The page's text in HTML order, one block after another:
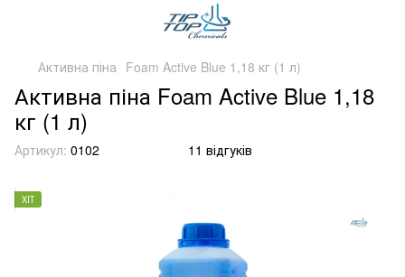
Активна піна Foam Active Blue 1,18 кг (1 л)
Активна піна Foam Active Blue 1,18
кг (1 л)
Артикул: 0102 11 відгуків
ХІТ